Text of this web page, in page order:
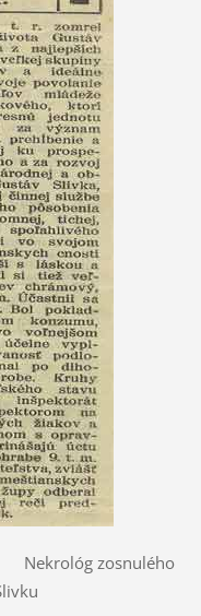
zosnulého